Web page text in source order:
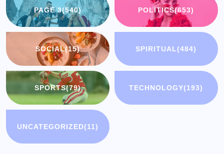
PAGE 3(540) POLITICS(653)
SOCIAL(15) SPIRITUAL(484)
SPORTS(79) TECHNOLOGY(193)
UNCATEGORIZED(11)